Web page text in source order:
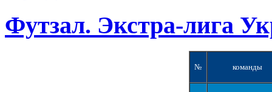
Футзал. Экстра-лига
№ команды